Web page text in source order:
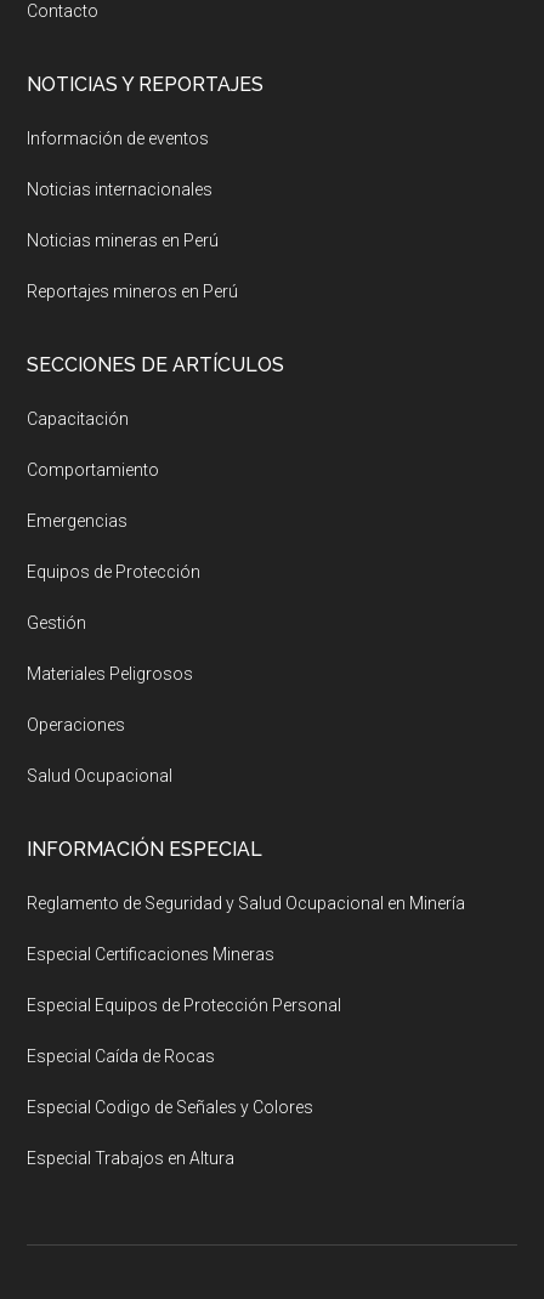
Contacto
NOTICIAS Y REPORTAJES
Información de eventos
Noticias internacionales
Noticias mineras en Perú
Reportajes mineros en Perú
SECCIONES DE ARTÍCULOS
Capacitación
Comportamiento
Emergencias
Equipos de Protección
Gestión
Materiales Peligrosos
Operaciones
Salud Ocupacional
INFORMACIÓN ESPECIAL
Reglamento de Seguridad y Salud Ocupacional en Minería
Especial Certificaciones Mineras
Especial Equipos de Protección Personal
Especial Caída de Rocas
Especial Codigo de Señales y Colores
Especial Trabajos en Altura